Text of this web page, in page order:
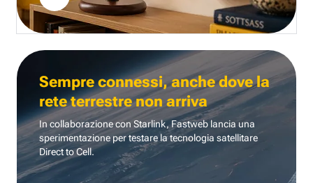
Sempre connessi, anche dove la
rete terrestre non arriva
In collaborazione con Starlink, Fastweb lancia una
sperimentazione per testare la tecnologia satellitare
Direct to Cell.